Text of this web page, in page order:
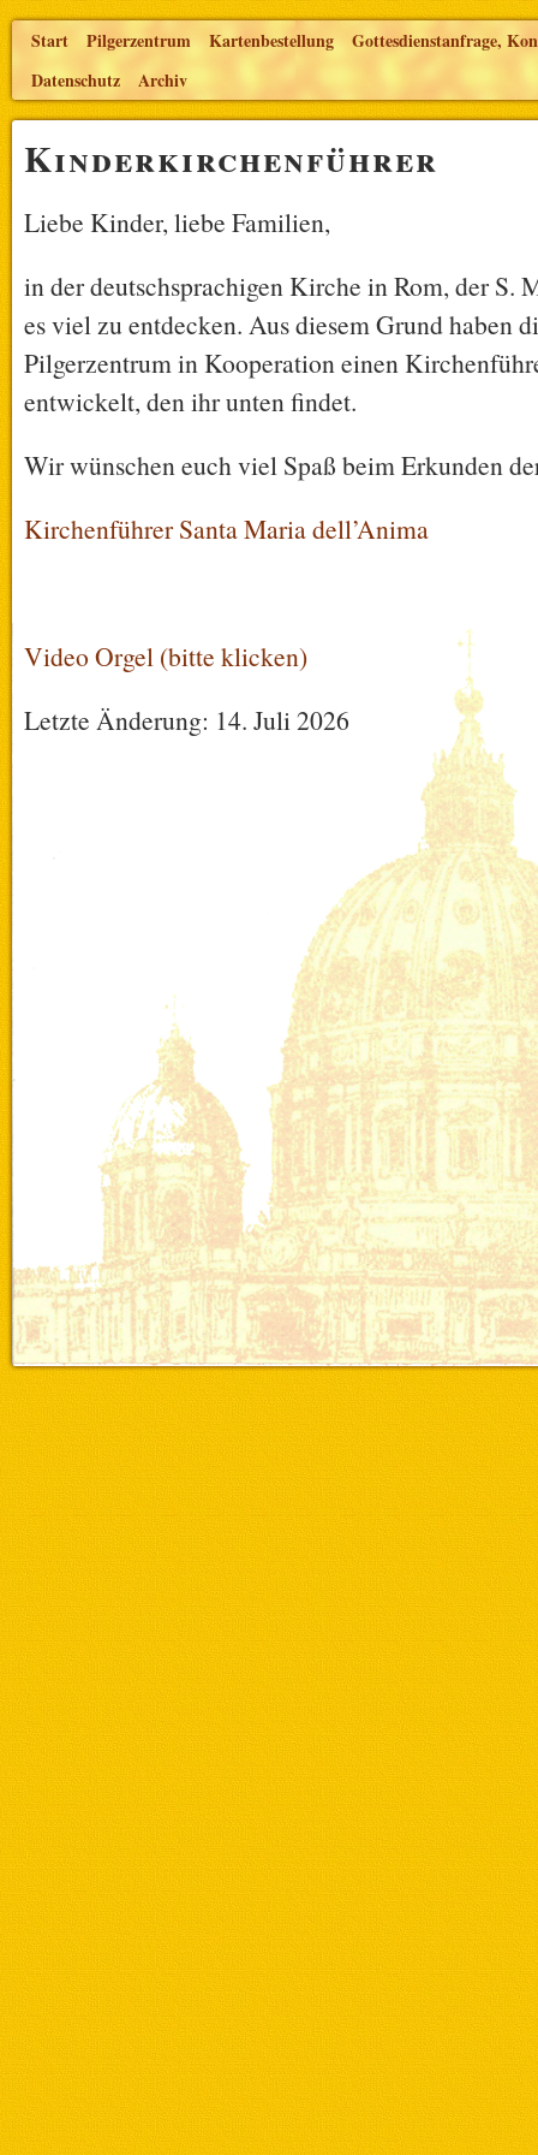
Start Pilgerzentrum Kartenbestellung
Gottesdienstanfrage,
Datenschutz
Archiv
Kinderkirchenführer
Liebe Kinder, liebe Familien,
in der deutschsprachigen Kirche in Rom, der S.
es viel zu entdecken. Aus diesem Grund haben
Pilgerzentrum in Kooperation einen
entwickelt, den ihr unten findet.
Wir wünschen euch viel Spaß beim Erkunden
Kirchenführer Santa Maria dell’Anima
Video Orgel (bitte klicken)
Letzte Änderung: 14. Juli 2026